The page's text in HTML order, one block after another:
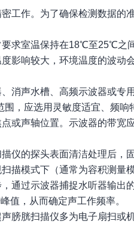
工作。为了确保检测数据的
求室温保持在18℃至25℃之
影响较大，环境温度的波动
消声水槽、高频示波器或专
，应选用灵敏度适宜、频
或声轴位置。示波器的带宽
仪的探头表面清洁处理后，
描模式下（通常为容积测量
通过示波器捕捉水听器输出
值，从而确定声工作频率。
膀胱扫描仪多为电子扇扫或